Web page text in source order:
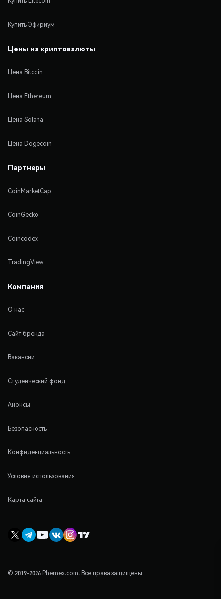
Купить Эфириум
Цены на криптовалюты
Цена Bitcoin
Цена Ethereum
Цена Solana
Цена Dogecoin
Партнеры
CoinMarketCap
CoinGecko
Coincodex
TradingView
Компания
О нас
Сайт бренда
Вакансии
Студенческий фонд
Анонсы
Безопасность
Конфиденциальность
Условия использования
Карта сайта
© 2019-2026 Phemex.com. Все права защищены